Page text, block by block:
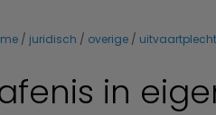
juridisch overige
in